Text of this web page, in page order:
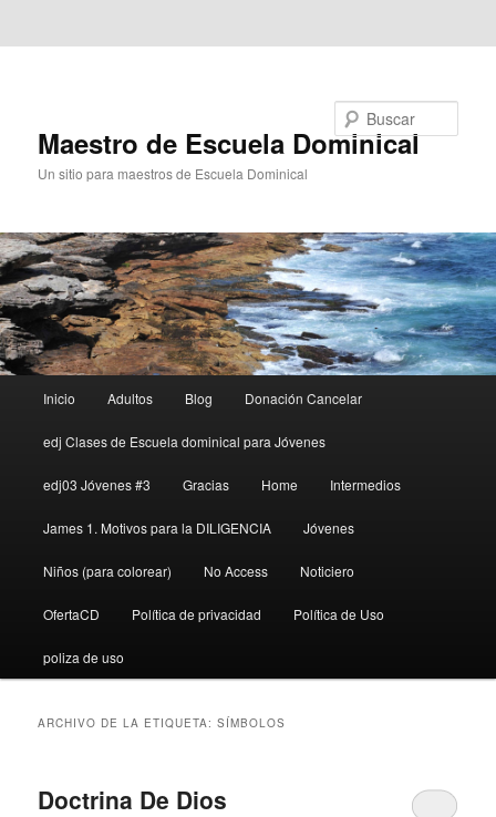
Maestro de Escuela Dominical
Un sitio para maestros de Escuela Dominical
principal
Inicio Adultos Blog Donación Cancelar
edj Clases de Escuela dominical para Jóvenes
edj03 Jóvenes #3 Gracias Home Intermedios
James 1. Motivos para la DILIGENCIA Jóvenes
Niños (para colorear) No Access Noticiero
OfertaCD Política de privacidad Política de Uso
poliza de uso
ARCHIVO DE LA ETIQUETA:SÍMBOLOS
Doctrina De Dios